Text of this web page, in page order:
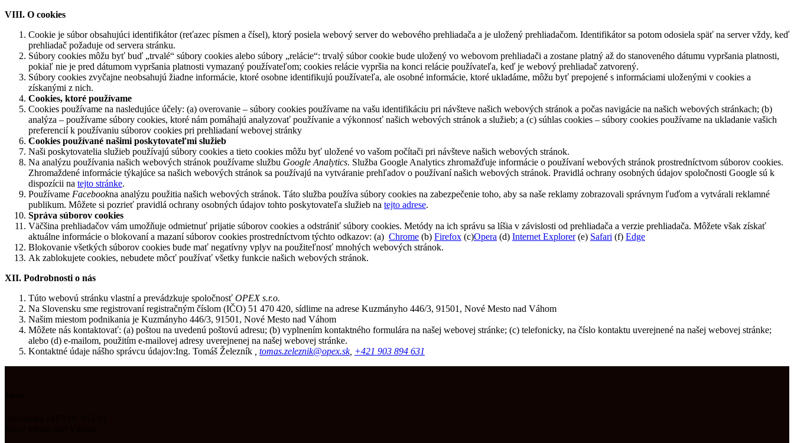
VIII. O cookies
Cookie je súbor obsahujúci identifikátor (reťazec písmen a čísel), ktorý posiela webový server do webového prehliadača a je uložený prehliadačom. Identifikátor sa potom odosiela späť na server vždy, keď
prehliadač požaduje od servera stránku.
Súbory cookies môžu byť buď „trvalé“ súbory cookies alebo súbory „relácie“: trvalý súbor cookie bude uložený vo webovom prehliadači a zostane platný až do stanoveného dátumu vypršania platnosti,
pokiaľ nie je pred dátumom vypršania platnosti vymazaný používateľom; cookies relácie vypršia na konci relácie používateľa, keď je webový prehliadač zatvorený.
Súbory cookies zvyčajne neobsahujú žiadne informácie, ktoré osobne identifikujú používateľa, ale osobné informácie, ktoré ukladáme, môžu byť prepojené s informáciami uloženými v cookies a
získanými z nich.
Cookies, ktoré používame
Cookies používame na nasledujúce účely: (a) overovanie – súbory cookies používame na vašu identifikáciu pri návšteve našich webových stránok a počas navigácie na našich webových stránkach; (b)
analýza – používame súbory cookies, ktoré nám pomáhajú analyzovať používanie a výkonnosť našich webových stránok a služieb; a (c) súhlas cookies – súbory cookies používame na ukladanie vašich
preferencií k používaniu súborov cookies pri prehliadaní webovej stránky
Cookies používané našimi poskytovateľmi služieb
Naši poskytovatelia služieb používajú súbory cookies a tieto cookies môžu byť uložené vo vašom počítači pri návšteve našich webových stránok.
Na analýzu používania našich webových stránok používame službu Google Analytics. Služba Google Analytics zhromažďuje informácie o používaní webových stránok prostredníctvom súborov cookies.
Zhromaždené informácie týkajúce sa našich webových stránok sa používajú na vytváranie prehľadov o používaní našich webových stránok. Pravidlá ochrany osobných údajov spoločnosti Google sú k
dispozícii na tejto stránke.
Používame Facebookna analýzu použitia našich webových stránok. Táto služba používa súbory cookies na zabezpečenie toho, aby sa naše reklamy zobrazovali správnym ľuďom a vytvárali reklamné
publikum. Môžete si pozrieť pravidlá ochrany osobných údajov tohto poskytovateľa služieb na tejto adrese.
Správa súborov cookies
Väčšina prehliadačov vám umožňuje odmietnuť prijatie súborov cookies a odstrániť súbory cookies. Metódy na ich správu sa líšia v závislosti od prehliadača a verzie prehliadača. Môžete však získať
aktuálne informácie o blokovaní a mazaní súborov cookies prostredníctvom týchto odkazov: (a) Chrome (b) Firefox (c)Opera (d) Internet Explorer(e) Safari (f) Edge
Blokovanie všetkých súborov cookies bude mať negatívny vplyv na použiteľnosť mnohých webových stránok.
Ak zablokujete cookies, nebudete môcť používať všetky funkcie našich webových stránok.
XII. Podrobnosti o nás
Túto webovú stránku vlastní a prevádzkuje spoločnosť OPEX s.r.o.
Na Slovensku sme registrovaní registračným číslom (IČO) 51 470 420, sídlime na adrese Kuzmányho 446/3, 91501, Nové Mesto nad Váhom
Našim miestom podnikania je Kuzmányho 446/3, 91501, Nové Mesto nad Váhom
Môžete nás kontaktovať: (a) poštou na uvedenú poštovú adresu; (b) vyplnením kontaktného formulára na našej webovej stránke; (c) telefonicky, na číslo kontaktu uverejnené na našej webovej stránke;
alebo (d) e-mailom, použitím e-mailovej adresy uverejnenej na našej webovej stránke.
Kontaktné údaje nášho správcu údajov:Ing. Tomáš Železník
tomas.zeleznik@opex.sk, +421 903 894 631